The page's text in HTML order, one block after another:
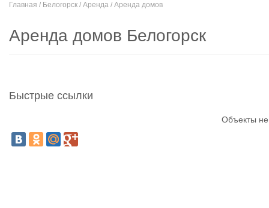
Главная / Белогорск / Аренда / Аренда домов
Аренда домов Белогорск
Быстрые ссылки
Объекты